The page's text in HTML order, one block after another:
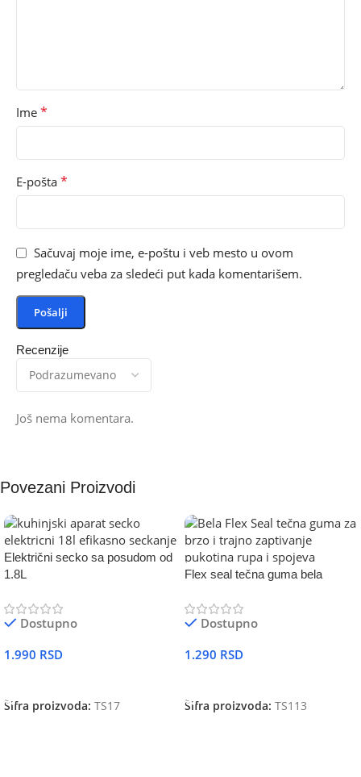
Recenzije
Još nema komentara.
Ime *
E-pošta *
Sačuvaj moje ime, e-poštu i veb mesto u ovom
pregledaču veba za sledeći put kada komentarišem.
Povezani Proizvodi
Električni secko sa posudom od
1.8L
Dostupno
1.990 RSD
Šifra proizvoda: TS17
Flex seal tečna guma bela
Dostupno
1.290 RSD
Šifra proizvoda: TS113